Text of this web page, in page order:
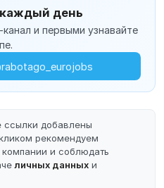
день
и первыми узнавайте
ссылки добавлены
рекомендуем
и соблюдать
личных данных и